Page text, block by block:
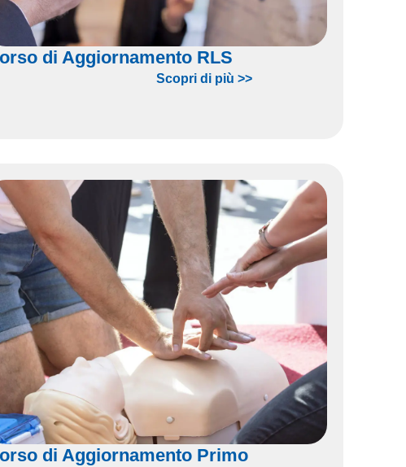
di Aggiornamento RLS
Scopri di più >>
di Aggiornamento Primo